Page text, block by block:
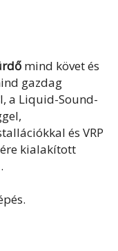
mind követ és
gazdag
a Liquid-Sound-
és VRP
kialakított